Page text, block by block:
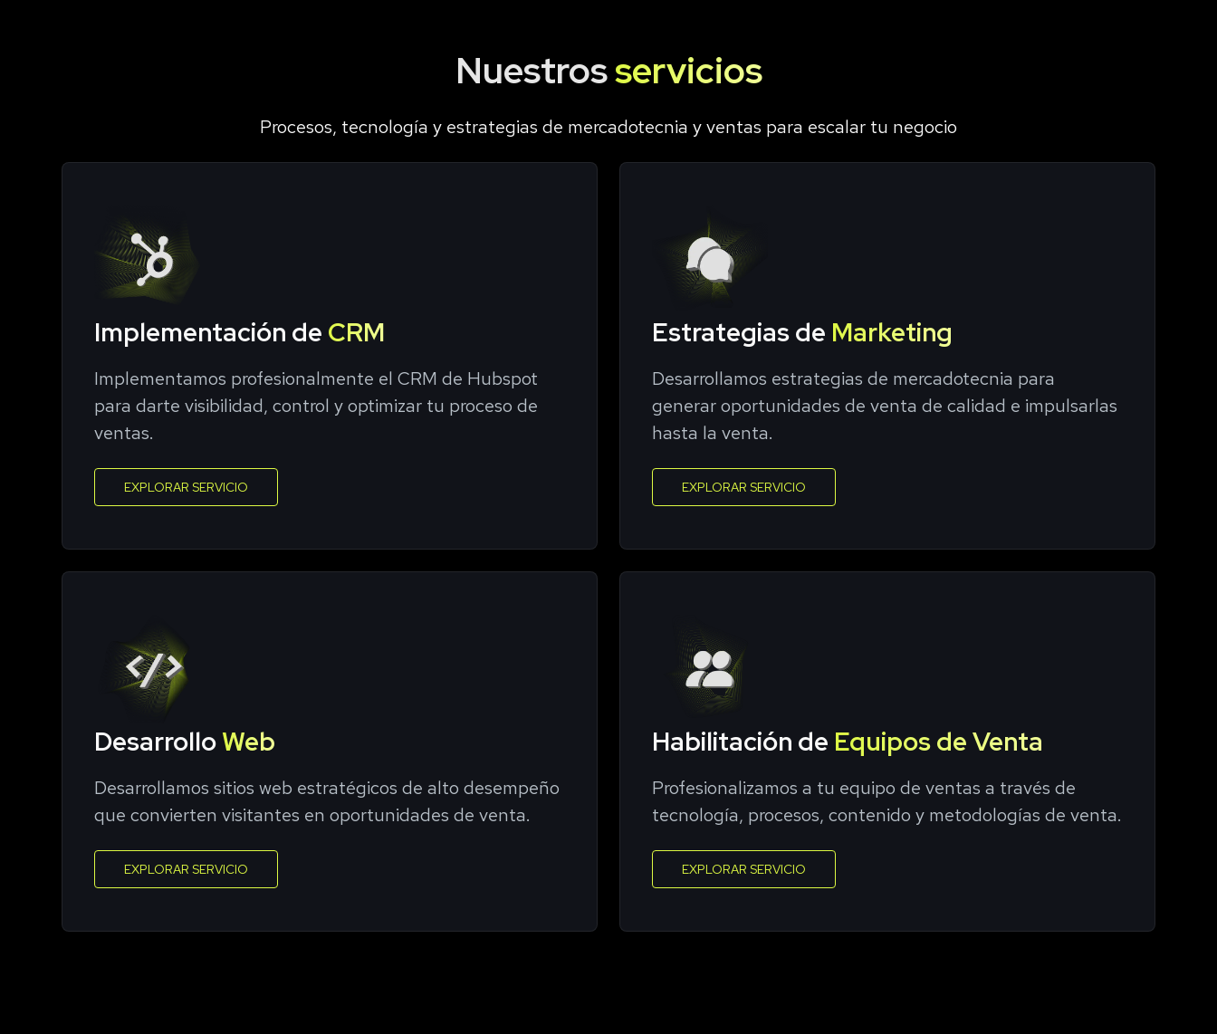
Nuestrosservicios
Procesos, tecnología y estrategias de mercadotecnia y ventas para escalar tu negocio
Implementación de CRM
Implementamos profesionalmente el CRM de Hubspot
para darte visibilidad, control y optimizar tu proceso de
ventas.
EXPLORAR SERVICIO
Estrategias de Marketing
Desarrollamos estrategias de mercadotecnia para
generar oportunidades de venta de calidad e impulsarlas
hasta la venta.
EXPLORAR SERVICIO
DesarrolloWeb
Desarrollamos sitios web estratégicos de alto desempeño
que convierten visitantes en oportunidades de venta.
EXPLORAR SERVICIO
Habilitación de Equipos de Venta
Profesionalizamos a tu equipo de ventas a través de
tecnología, procesos, contenido y metodologías de venta.
EXPLORAR SERVICIO